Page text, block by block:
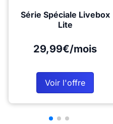
Série Spéciale Livebox
Lite
29,99€/mois
Voir l'offre